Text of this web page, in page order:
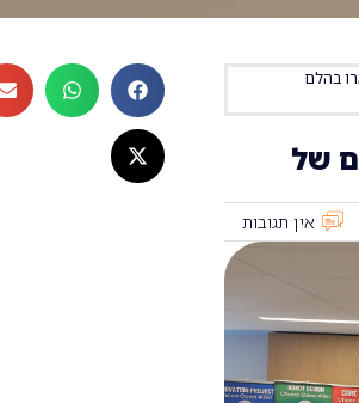
בהלם
של
אין תגובות